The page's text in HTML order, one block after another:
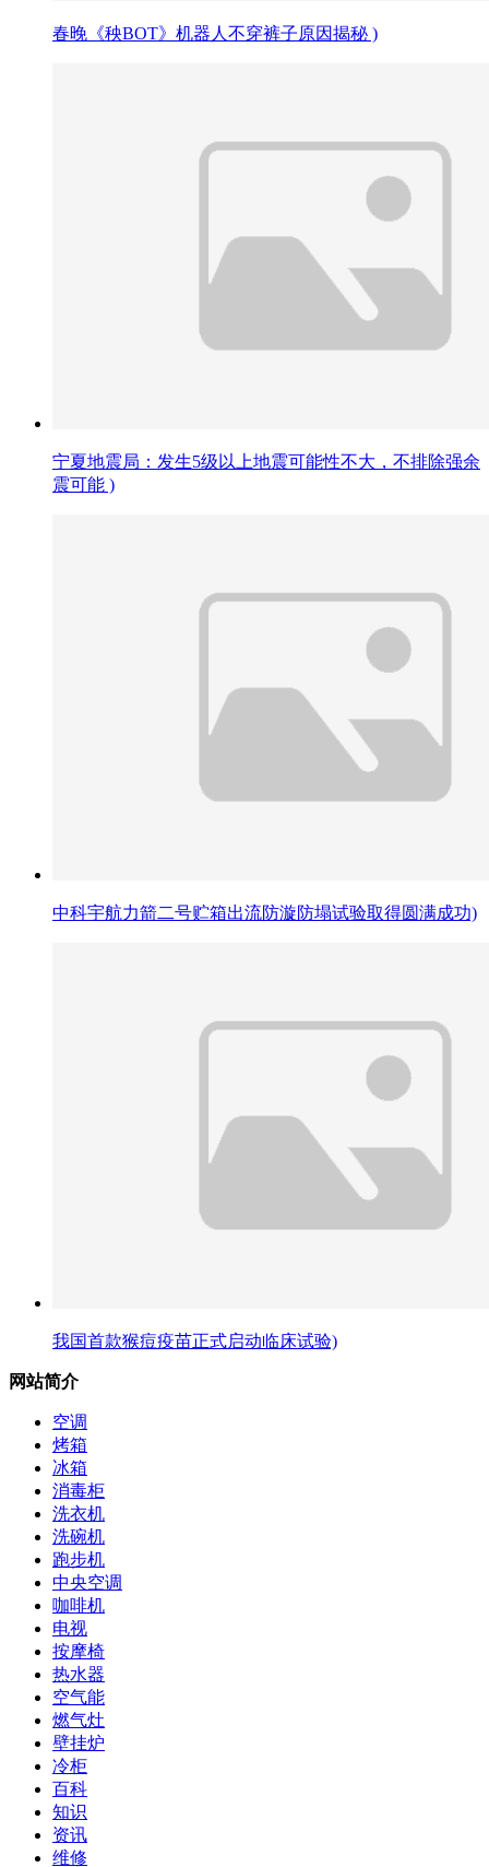
春晚《秧BOT》机器人不穿裤子原因揭秘 )
宁夏地震局：发生5级以上地震可能性不大，不排除强余
震可能 )
中科宇航力箭二号贮箱出流防漩防塌试验取得圆满成功)
我国首款猴痘疫苗正式启动临床试验)
网站简介
空调
烤箱
冰箱
消毒柜
洗衣机
洗碗机
跑步机
中央空调
咖啡机
电视
按摩椅
热水器
空气能
燃气灶
壁挂炉
冷柜
百科
知识
资讯
维修